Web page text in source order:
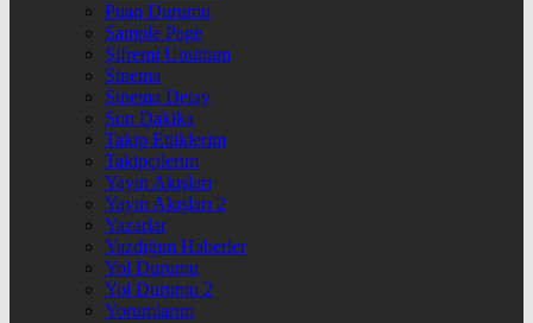
Puan Durumu
Sample Page
Şifremi Unuttum
Sinema
Sinema Detay
Son Dakika
Takip Ettiklerim
Takipçilerim
Yayın Akışları
Yayın Akışları 2
Yazarlar
Yazdığım Haberler
Yol Durumu
Yol Durumu 2
Yorumlarım